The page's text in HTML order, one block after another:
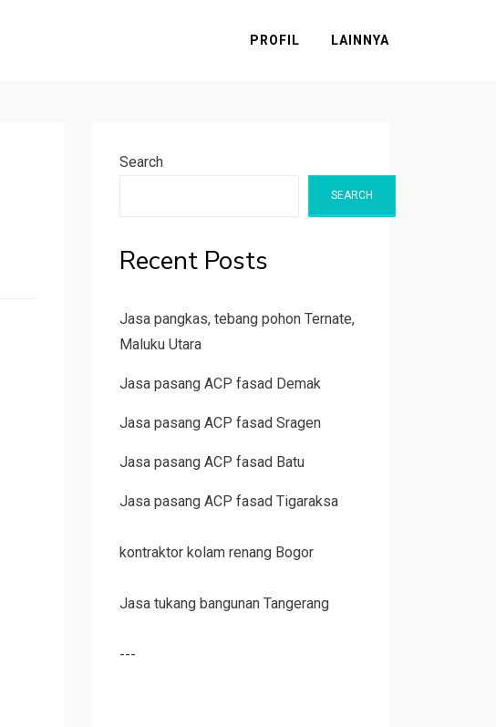
PROFIL LAINNYA
Search
SEARCH
Recent Posts
Jasa pangkas, tebang pohon Ternate,
Maluku Utara
Jasa pasang ACP fasad Demak
Jasa pasang ACP fasad Sragen
Jasa pasang ACP fasad Batu
Jasa pasang ACP fasad Tigaraksa
kontraktor kolam renang Bogor
Jasa tukang bangunan Tangerang
---